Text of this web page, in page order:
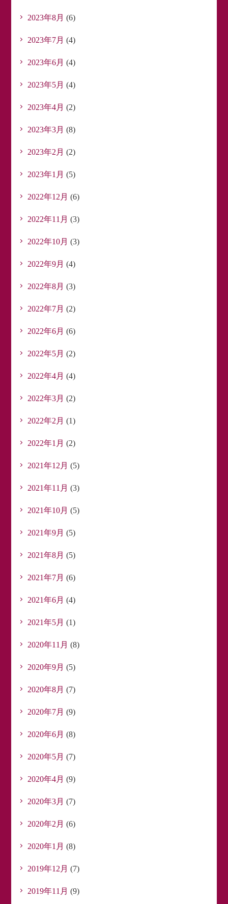
2023年8月 (6)
2023年7月 (4)
2023年6月 (4)
2023年5月 (4)
2023年4月 (2)
2023年3月 (8)
2023年2月 (2)
2023年1月 (5)
2022年12月 (6)
2022年11月 (3)
2022年10月 (3)
2022年9月 (4)
2022年8月 (3)
2022年7月 (2)
2022年6月 (6)
2022年5月 (2)
2022年4月 (4)
2022年3月 (2)
2022年2月 (1)
2022年1月 (2)
2021年12月 (5)
2021年11月 (3)
2021年10月 (5)
2021年9月 (5)
2021年8月 (5)
2021年7月 (6)
2021年6月 (4)
2021年5月 (1)
2020年11月 (8)
2020年9月 (5)
2020年8月 (7)
2020年7月 (9)
2020年6月 (8)
2020年5月 (7)
2020年4月 (9)
2020年3月 (7)
2020年2月 (6)
2020年1月 (8)
2019年12月 (7)
2019年11月 (9)